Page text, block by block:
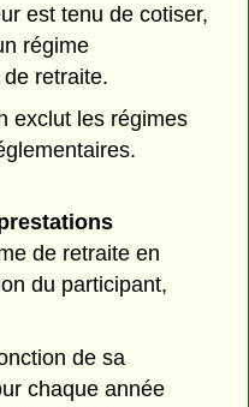
est tenu de cotiser,
régime
retraite.
exclut les régimes
de retraite en
du participant,
de sa
chaque année